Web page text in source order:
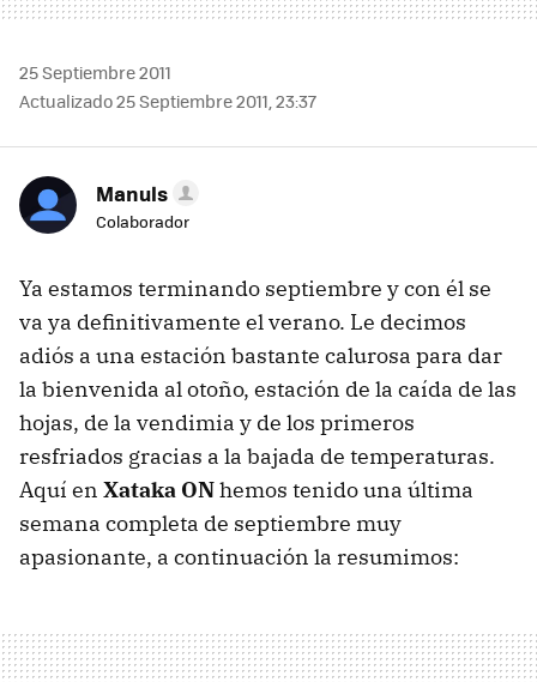
25 Septiembre 2011
Actualizado 25 Septiembre 2011, 23:37
Manuls
Colaborador
Ya estamos terminando septiembre y con él se
va ya definitivamente el verano. Le decimos
adiós a una estación bastante calurosa para dar
la bienvenida al otoño, estación de la caída de las
hojas, de la vendimia y de los primeros
resfriados gracias a la bajada de temperaturas.
Aquí en Xataka ONhemos tenido una última
semana completa de septiembre muy
apasionante, a continuación la resumimos: